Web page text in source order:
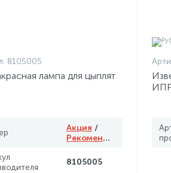
8105005
лампа для цыплят
Акция /
Рекомендуем
8105005
ИПР